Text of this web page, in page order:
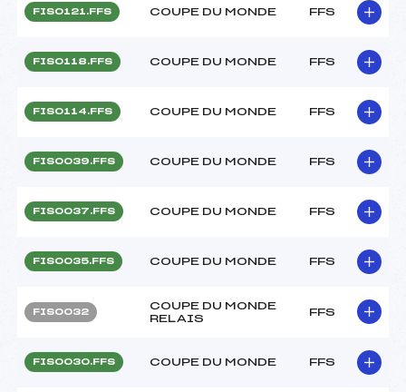
FIS0121.FFS COUPE DU MONDE FFS
FIS0118.FFS COUPE DU MONDE FFS
FIS0114.FFS COUPE DU MONDE FFS
FIS0039.FFS COUPE DU MONDE FFS
FIS0037.FFS COUPE DU MONDE FFS
FIS0035.FFS COUPE DU MONDE FFS
FIS0032
COUPE DU MONDE
RELAIS
FFS
FIS0030.FFS COUPE DU MONDE FFS